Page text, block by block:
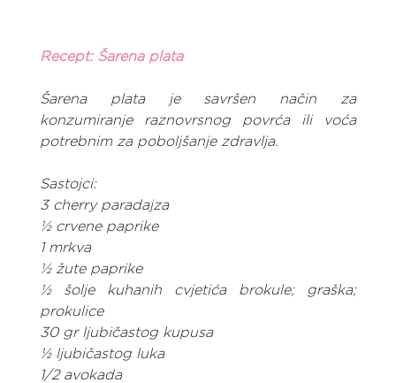
Recept: Šarena plata
Šarena plata je savršen način za
konzumiranje raznovrsnog povrća ili voća
potrebnim za poboljšanje zdravlja.
Sastojci:
3 cherry paradajza
½ crvene paprike
1 mrkva
½ žute paprike
½ šolje kuhanih cvjetića brokule; graška;
prokulice
30 gr ljubičastog kupusa
½ ljubičastog luka
1/2 avokada